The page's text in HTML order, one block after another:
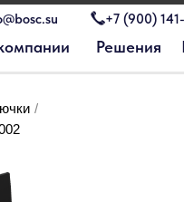
Решения
+7 (900)
/